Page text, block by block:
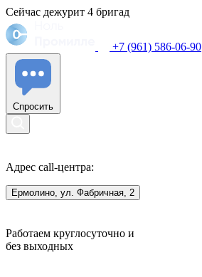
Сейчас дежурит 4 бригад
+7 (961) 586-06-90
Спросить
Адрес call-центра:
Ермолино, ул. Фабричная, 2
Работаем круглосуточно и
без выходных